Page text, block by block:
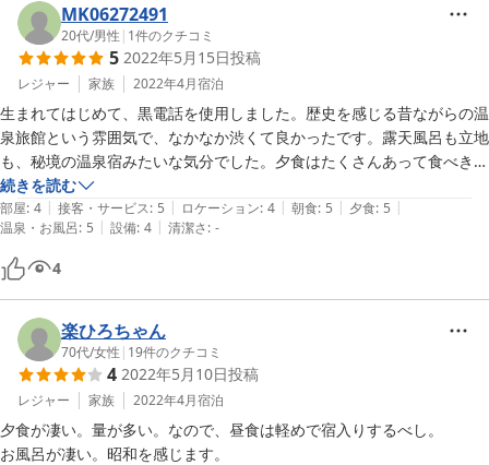
MK06272491
20代/男性 | 1件のクチコミ
5 2022年5月15日投稿
レジャー 家族 2022年4月宿泊
生まれてはじめて、黒電話を使用しました。歴史を感じる昔ながらの温
泉旅館という雰囲気で、なかなか渋くて良かったです。露天風呂も立地
も、秘境の温泉宿みたいな気分でした。夕食はたくさんあって食べきれ
ないほどで、スタッフの方は親切にしてくださいました。
続きを読む
部屋: 4 | 接客・サービス: 5 | ロケーション: 4 | 朝食: 5 | 夕食: 5 |
温泉・お風呂: 5 | 設備: 4 | 清潔さ: -
4
楽ひろちゃん
70代/女性 | 19件のクチコミ
4 2022年5月10日投稿
レジャー 家族 2022年4月宿泊
夕食が凄い。量が多い。なので、昼食は軽めで宿入りするべし。
お風呂が凄い。昭和を感じます。